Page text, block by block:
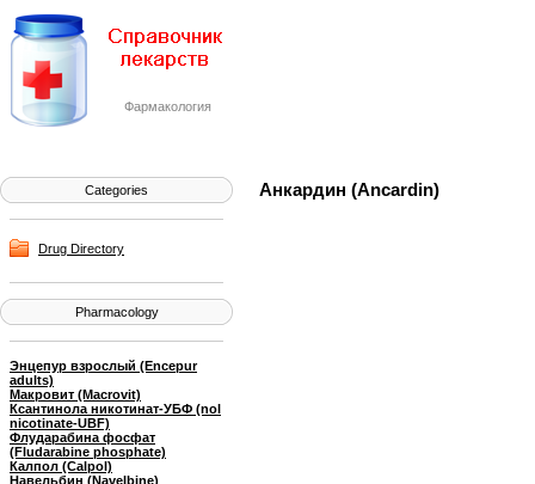
Фармакология
Categories
Drug Directory
Pharmacology
Энцепур взрослый (Encepur
adults)
Макровит (Macrovit)
Ксантинола никотинат-УБФ (nol
nicotinate-UBF)
Флударабина фосфат
(Fludarabine phosphate)
Калпол (Calpol)
Навельбин (Navelbine)
Анкардин (Ancardin)